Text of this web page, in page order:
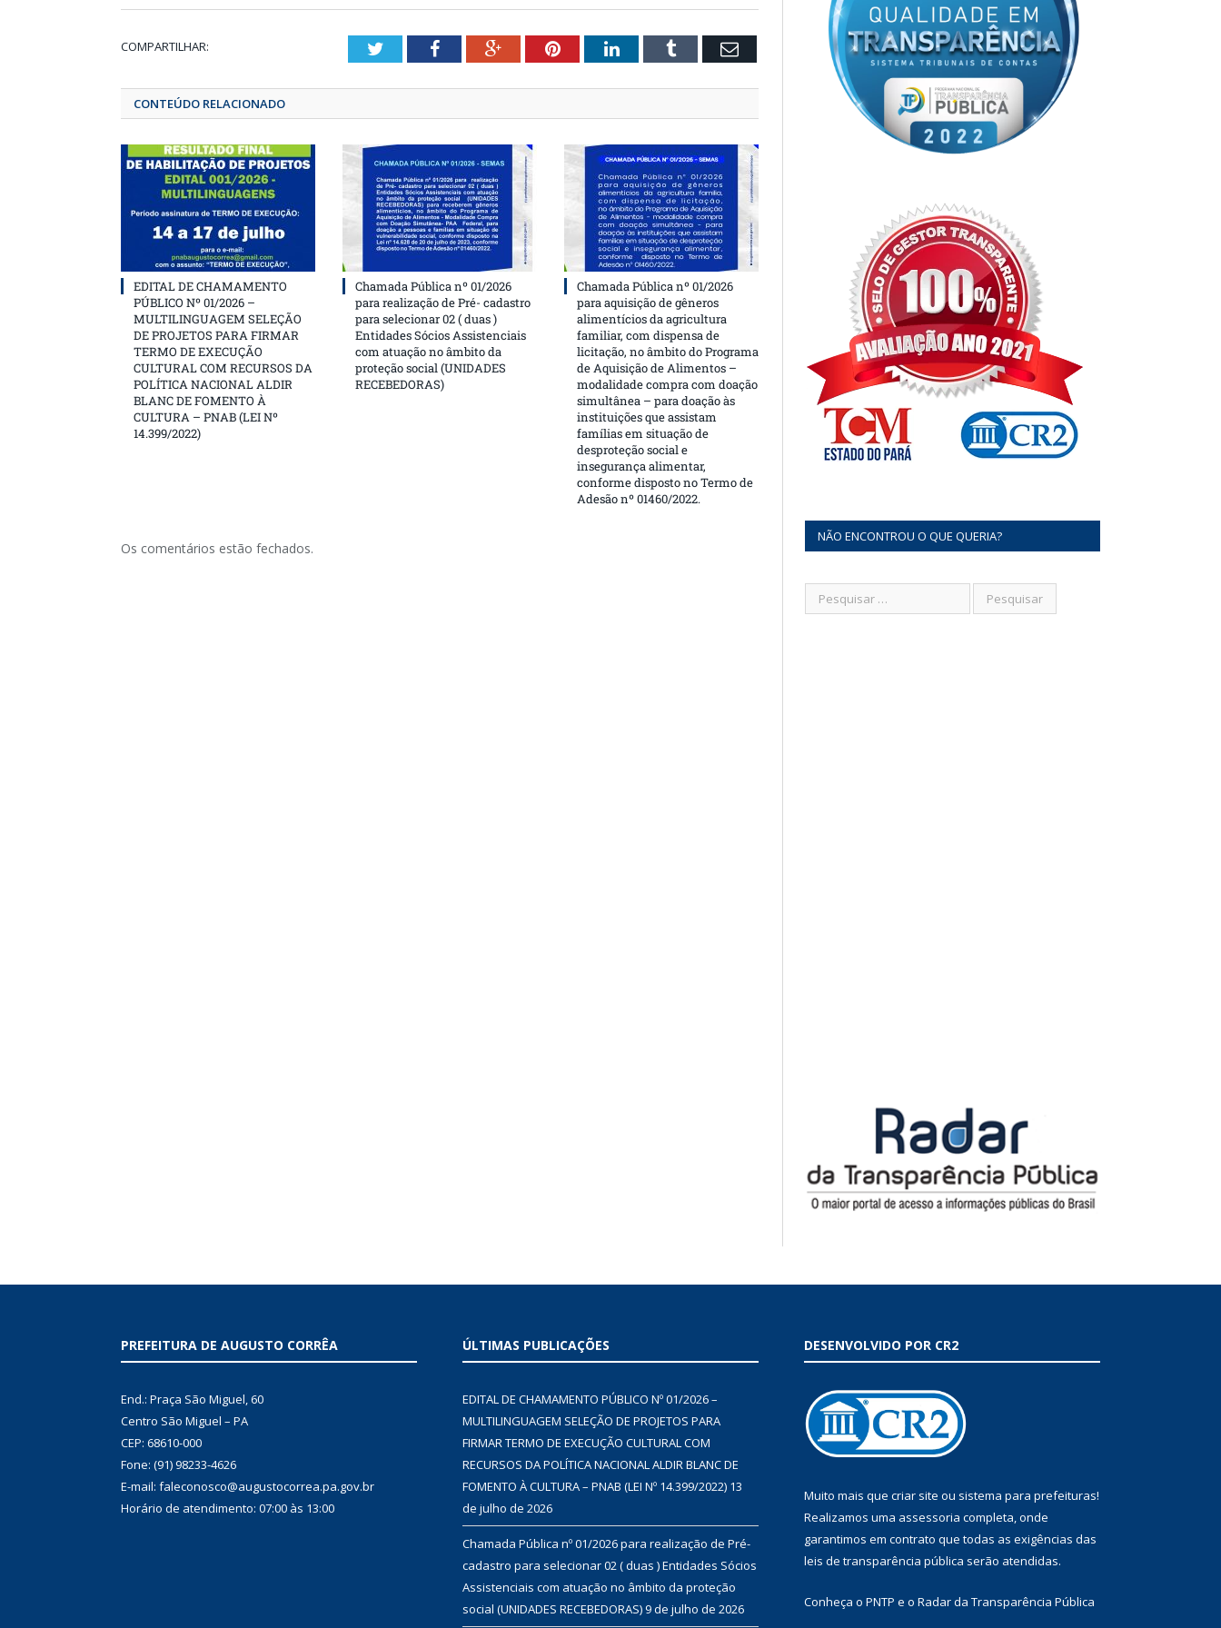
COMPARTILHAR: TwitterFacebookGoogle+Pinterest
LinkedInTumblrEmail
CONTEÚDO RELACIONADO
EDITAL DE CHAMAMENTO
PÚBLICO Nº 01/2026 –
MULTILINGUAGEM SELEÇÃO
DE PROJETOS PARA FIRMAR
TERMO DE EXECUÇÃO
CULTURAL COM RECURSOS DA
POLÍTICA NACIONAL ALDIR
BLANC DE FOMENTO À
CULTURA – PNAB (LEI Nº
14.399/2022)
Chamada Pública nº 01/2026
para realização de Pré- cadastro
para selecionar 02 ( duas )
Entidades Sócios Assistenciais
com atuação no âmbito da
proteção social (UNIDADES
RECEBEDORAS)
Chamada Pública nº 01/2026
para aquisição de gêneros
alimentícios da agricultura
familiar, com dispensa de
licitação, no âmbito do Programa
de Aquisição de Alimentos –
modalidade compra com doação
simultânea – para doação às
instituições que assistam
famílias em situação de
desproteção social e
insegurança alimentar,
conforme disposto no Termo de
Adesão nº 01460/2022.
Os comentários estão fechados.
NÃO ENCONTROU O QUE QUERIA?
PREFEITURA DE AUGUSTO CORRÊA
End.: Praça São Miguel, 60
Centro São Miguel – PA
CEP: 68610-000
Fone: (91) 98233-4626
E-mail: faleconosco@augustocorrea.pa.gov.br
Horário de atendimento: 07:00 às 13:00
ÚLTIMAS PUBLICAÇÕES
EDITAL DE CHAMAMENTO PÚBLICO Nº 01/2026 –
MULTILINGUAGEM SELEÇÃO DE PROJETOS PARA
FIRMAR TERMO DE EXECUÇÃO CULTURAL COM
RECURSOS DA POLÍTICA NACIONAL ALDIR BLANC DE
FOMENTO À CULTURA – PNAB (LEI Nº 14.399/2022) 13
de julho de 2026
Chamada Pública nº 01/2026 para realização de Pré-
cadastro para selecionar 02 ( duas ) Entidades Sócios
Assistenciais com atuação no âmbito da proteção
social (UNIDADES RECEBEDORAS)9 de julho de 2026
DESENVOLVIDO POR CR2
Muito mais que criar site ou sistema para prefeituras!
Realizamos uma assessoria completa, onde
garantimos em contrato que todas as exigências das
leis de transparência pública serão atendidas.
Conheça o PNTP e o Radar da Transparência Pública